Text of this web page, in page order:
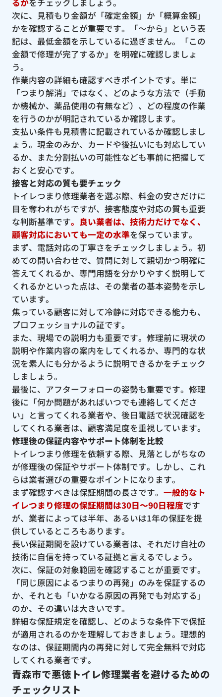
次に、見積もり金額が「確定金額」か「概算金額」
かを確認することが重要です。「〜から」という表
記は、最低金額を示しているに過ぎません。「この
金額で修理が完了するか」を明確に確認しましょ
う。
作業内容の詳細も確認すべきポイントです。単に
「つまり解消」ではなく、どのような方法で（手動
か機械か、薬品使用の有無など）、どの程度の作業
を行うのかが明記されているか確認します。
支払い条件も見積書に記載されているか確認しまし
ょう。現金のみか、カードや後払いにも対応してい
るか、また分割払いの可能性なども事前に把握して
おくと安心です。
接客と対応の質も要チェック
トイレつまり修理業者を選ぶ際、料金の安さだけに
目を奪われがちですが、接客態度や対応の質も重要
な判断基準です。良い業者は、技術力だけでなく、
顧客対応においても一定の水準を保っています。
まず、電話対応の丁寧さをチェックしましょう。初
めての問い合わせで、質問に対して親切かつ明確に
答えてくれるか、専門用語を分かりやすく説明して
くれるかといった点は、その業者の基本姿勢を示し
ています。
焦っている顧客に対して冷静に対応できる能力も、
プロフェッショナルの証です。
また、現場での説明力も重要です。修理前に現状の
説明や作業内容の案内をしてくれるか、専門的な状
況を素人にも分かるように説明できるかをチェック
しましょう。
最後に、アフターフォローの姿勢も重要です。修理
後に「何か問題があればいつでも連絡してくださ
い」と言ってくれる業者や、後日電話で状況確認を
してくれる業者は、顧客満足度を重視しています。
修理後の保証内容やサポート体制を比較
トイレつまり修理を依頼する際、見落としがちなの
が修理後の保証やサポート体制です。しかし、これ
らは業者選びの重要なポイントになります。
まず確認すべきは保証期間の長さです。 一般的なト
イレつまり修理の保証期間は30日〜90日程度です
が、業者によっては半年、あるいは1年の保証を提
供しているところもあります。
長い保証期間を設けている業者は、それだけ自社の
技術に自信を持っている証拠と言えるでしょう。
次に、保証の対象範囲を確認することが重要です。
「同じ原因によるつまりの再発」のみを保証するの
か、それとも「いかなる原因の再発でも対応する」
のか、その違いは大きいです。
詳細な保証規定を確認し、どのような条件下で保証
が適用されるのかを理解しておきましょう。理想的
なのは、保証期間内の再発に対して完全無料で対応
してくれる業者です。
青森市で悪徳トイレ修理業者を避けるための
チェックリスト